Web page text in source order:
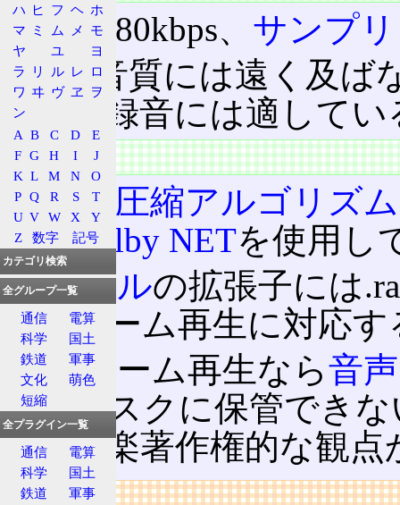
最大で80kbps、 サンプ
CDの音質には遠く及ば
長時間録音には適してい
技術
音声の 圧縮アルゴリズム
れたDolby NETを使用し
ファイルの拡張子には
ストリーム再生に対応
ストリーム再生なら音
ルディスクに保管でき
り、音楽著作権的な観
リンク
ハ ヒ フ ヘ ホ
マ ミ ム メ
モ
ヤ
ユ
ヨ
ラ
リ ル レ ロ
ワ ヰ ヴ ヱ
ヲ
ン
A B C D
E
F G H I
J
K L M N
O
P Q R S
T
U V W X
Y
Z
数字 記号
カテゴリ検索
全グループ一覧
通信
電算
科学
国土
鉄道
軍事
文化
萌色
短縮
全プラグイン一覧
通信
電算
科学
国土
鉄道
軍事